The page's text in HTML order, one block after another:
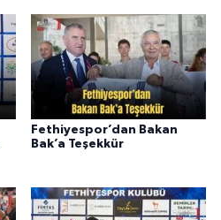
Fethiyespor’dan Bakan
Bak’a Teşekkür